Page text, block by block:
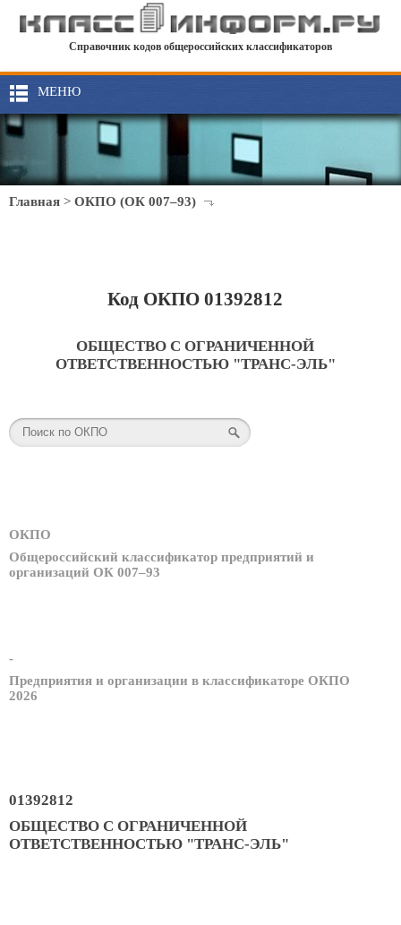
Справочник кодов общероссийских классификаторов
МЕНЮ
Главная > ОКПО (ОК 007–93)
Код ОКПО 01392812
ОБЩЕСТВО С ОГРАНИЧЕННОЙ
ОТВЕТСТВЕННОСТЬЮ "ТРАНС-ЭЛЬ"
ОКПО
Общероссийский классификатор предприятий и
организаций ОК 007–93
-
Предприятия и организации в классификаторе ОКПО
2026
01392812
ОБЩЕСТВО С ОГРАНИЧЕННОЙ
ОТВЕТСТВЕННОСТЬЮ "ТРАНС-ЭЛЬ"